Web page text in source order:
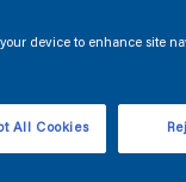
device to enhance site
All Cookies